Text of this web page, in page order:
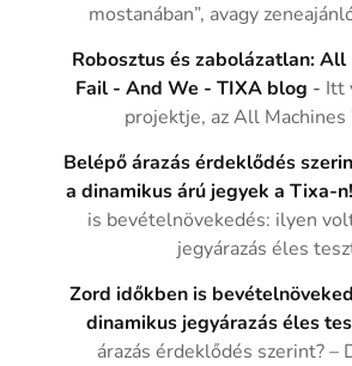
mostanában”, avagy
Robosztus és zabolázatlan:
Fail - And We - TIXA blog - Itt
projektje, az All
Belépő árazás érdeklődés
a dinamikus árú jegyek a Tixa-n!
is bevételnövekedés: ilyen
jegyárazás éles
Zord időkben is
dinamikus jegyárazás éles
árazás érdeklődés szerint? –